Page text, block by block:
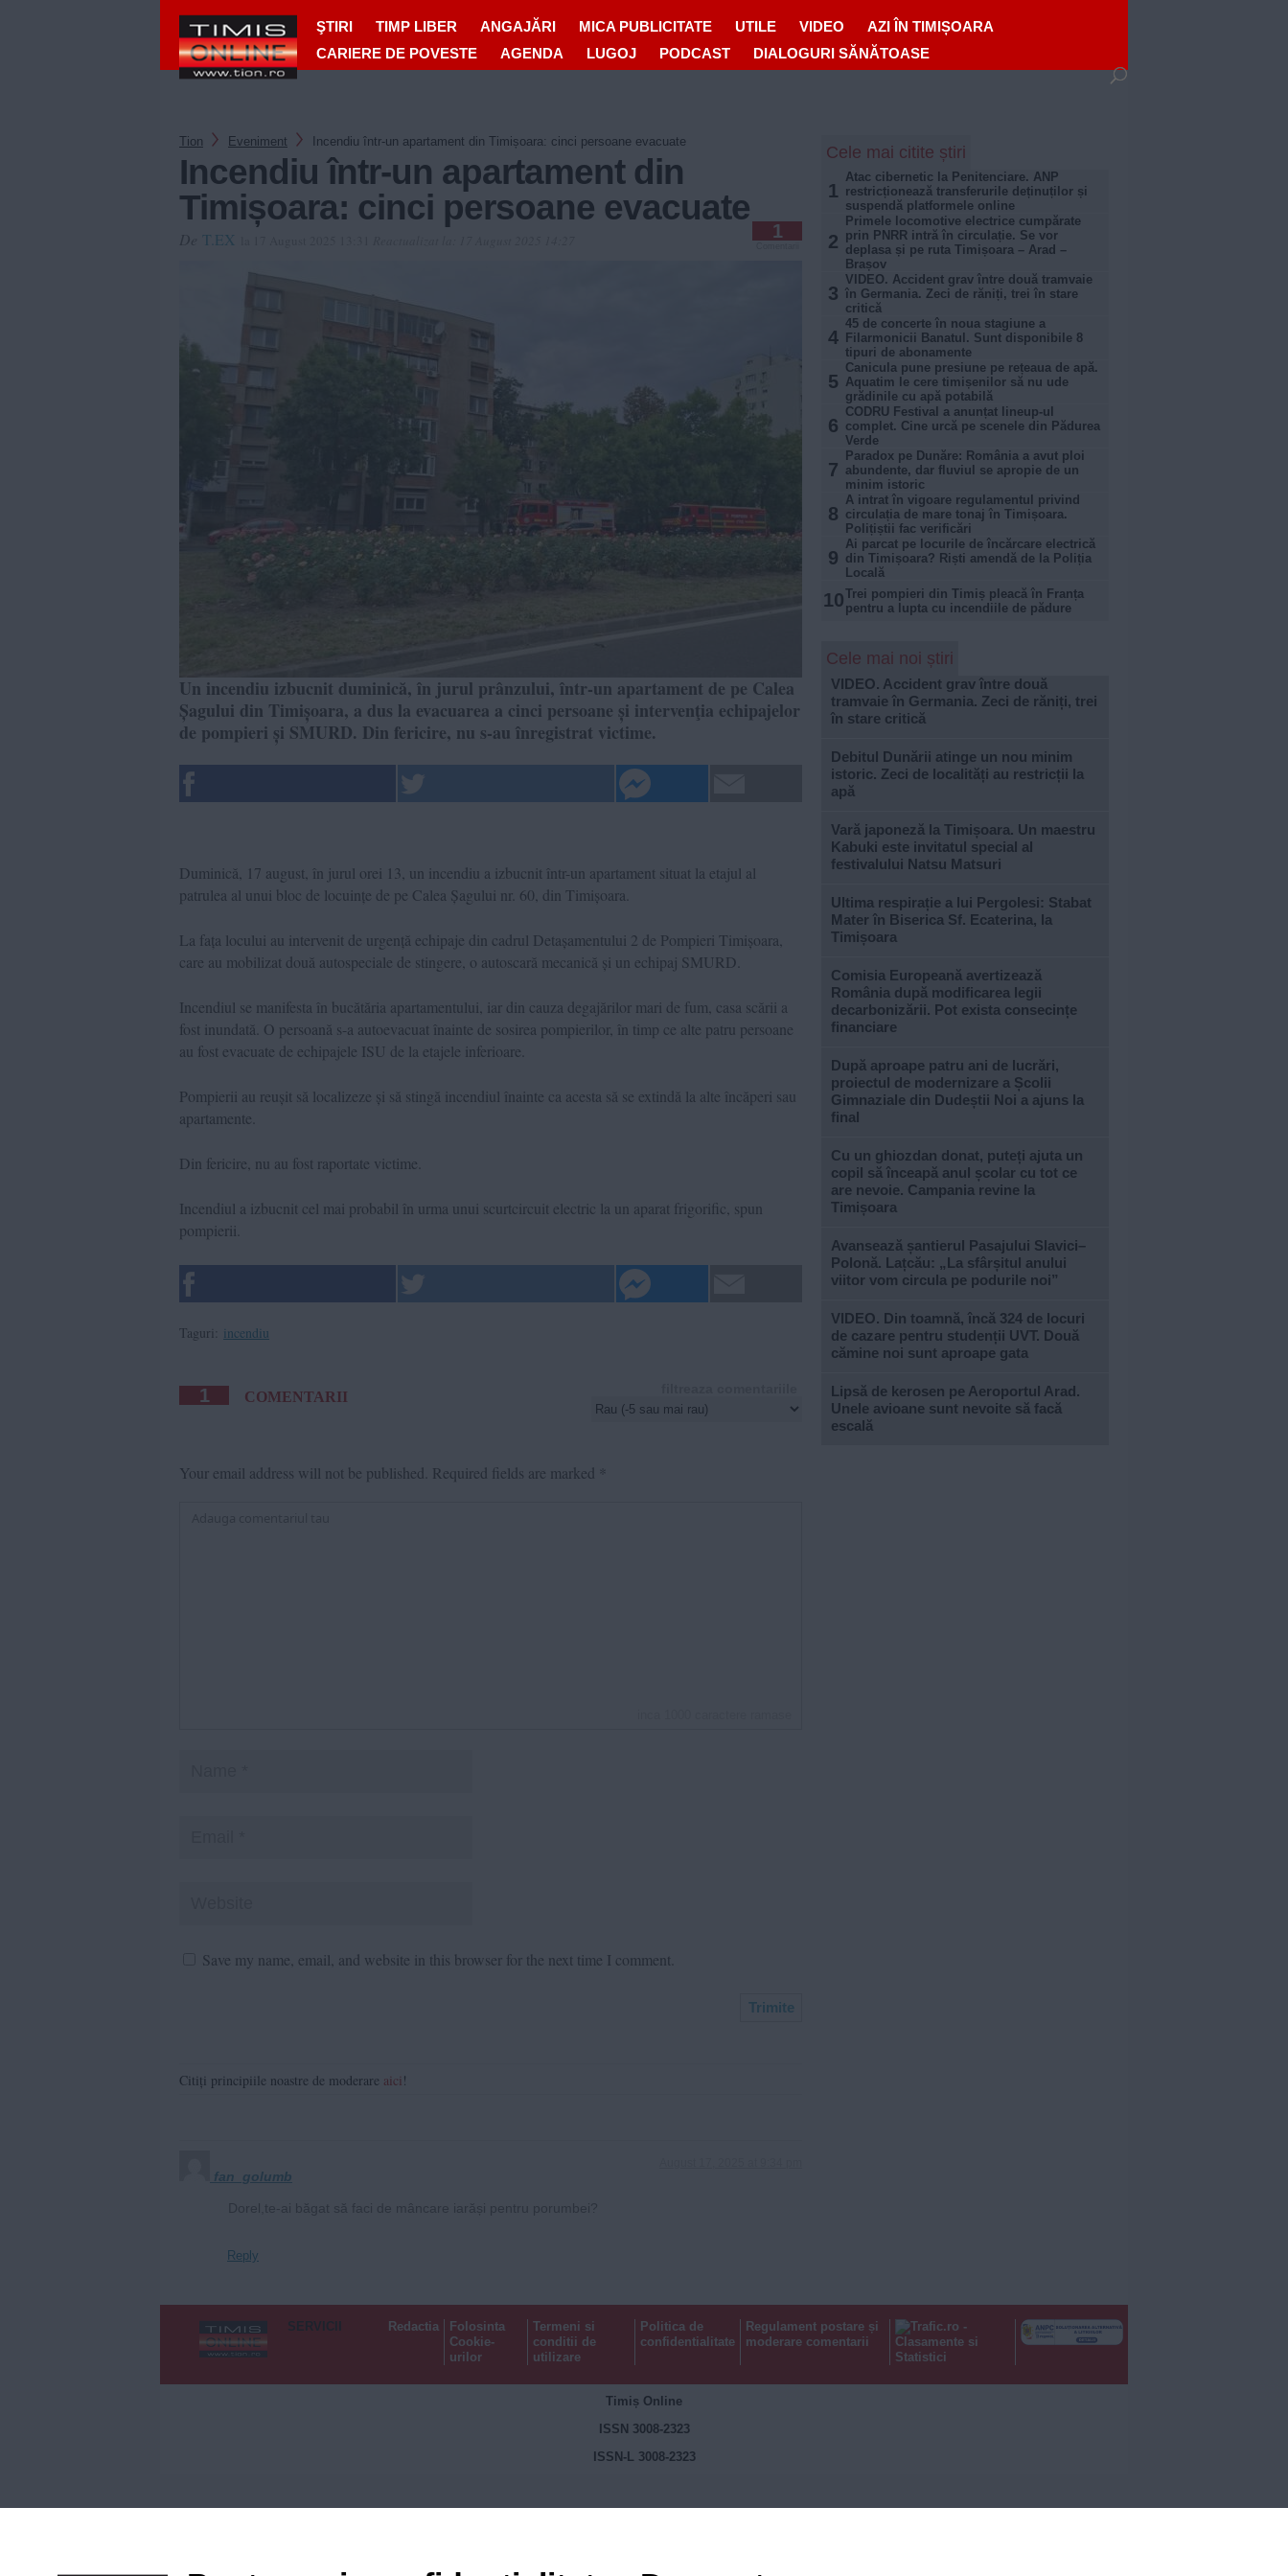
ŞTIRI TIMP LIBER ANGAJĂRI MICA PUBLICITATE UTILE VIDEO
AZI ÎN TIMIȘOARA
CARIERE DE POVESTE
AGENDA LUGOJ PODCAST DIALOGURI SĂNĂTOASE
Tion Eveniment Incendiu într-un apartament din Timișoara: cinci persoane evacuate
Incendiu într-un apartament din
Timișoara: cinci persoane evacuate
T.EX 1
Un incendiu izbucnit duminică, în jurul prânzului, într-un apartament de pe Calea
Șagului din Timișoara, a dus la evacuarea a cinci persoane și intervenţia echipajelor
de pompieri și SMURD. Din fericire, nu s-au înregistrat victime.
Duminică, 17 august, în jurul orei 13, un incendiu a izbucnit într-un apartament situat la etajul al
patrulea al unui bloc de locuințe de pe Calea Șagului nr. 60, din Timișoara.
La fața locului au intervenit de urgență echipaje din cadrul Detașamentului 2 de Pompieri Timișoara,
care au mobilizat două autospeciale de stingere, o autoscară mecanică și un echipaj SMURD.
Incendiul se manifesta în bucătăria apartamentului, iar din cauza degajărilor mari de fum, casa scării a
fost inundată. O persoană s-a autoevacuat înainte de sosirea pompierilor, în timp ce alte patru persoane
au fost evacuate de echipajele ISU de la etajele inferioare.
Pompierii au reușit să localizeze și să stingă incendiul înainte ca acesta să se extindă la alte încăperi sau
apartamente.
Din fericire, nu au fost raportate victime.
Incendiul a izbucnit cel mai probabil în urma unui scurtcircuit electric la un aparat frigorific, spun
pompierii.
Taguri: incendiu
1 COMENTARII
Your email address will not be published. Required fields are marked *
Save my name, email, and website in this browser for the next time I comment.
Citiți principiile noastre de moderare aici!
fan_golumb
Reply
Cele mai citite știri
1
Atac cibernetic la Penitenciare. ANP
restricționează transferurile deținuților și
suspendă platformele online
2
Primele locomotive electrice cumpărate
prin PNRR intră în circulație. Se vor
deplasa și pe ruta Timișoara – Arad –
Brașov
3
VIDEO. Accident grav între două tramvaie
în Germania. Zeci de răniți, trei în stare
critică
4
45 de concerte în noua stagiune a
Filarmonicii Banatul. Sunt disponibile 8
tipuri de abonamente
5
Canicula pune presiune pe rețeaua de apă.
Aquatim le cere timișenilor să nu ude
grădinile cu apă potabilă
6
CODRU Festival a anunțat lineup-ul
complet. Cine urcă pe scenele din Pădurea
Verde
7
Paradox pe Dunăre: România a avut ploi
abundente, dar fluviul se apropie de un
minim istoric
8
A intrat în vigoare regulamentul privind
circulația de mare tonaj în Timișoara.
Polițiștii fac verificări
9
Ai parcat pe locurile de încărcare electrică
din Timișoara? Riști amendă de la Poliția
Locală
10Trei pompieri din Timiș pleacă în Franța
pentru a lupta cu incendiile de pădure
Cele mai noi știri
VIDEO. Accident grav între două
tramvaie în Germania. Zeci de răniți, trei
în stare critică
Debitul Dunării atinge un nou minim
istoric. Zeci de localități au restricții la
apă
Vară japoneză la Timișoara. Un maestru
Kabuki este invitatul special al
festivalului Natsu Matsuri
Ultima respirație a lui Pergolesi: Stabat
Mater în Biserica Sf. Ecaterina, la
Timișoara
Comisia Europeană avertizează
România după modificarea legii
decarbonizării. Pot exista consecințe
financiare
După aproape patru ani de lucrări,
proiectul de modernizare a Școlii
Gimnaziale din Dudeștii Noi a ajuns la
final
Cu un ghiozdan donat, puteți ajuta un
copil să înceapă anul școlar cu tot ce
are nevoie. Campania revine la
Timișoara
Avansează șantierul Pasajului Slavici–
Polonă. Lațcău: „La sfârșitul anului
viitor vom circula pe podurile noi”
VIDEO. Din toamnă, încă 324 de locuri
de cazare pentru studenții UVT. Două
cămine noi sunt aproape gata
Lipsă de kerosen pe Aeroportul Arad.
Unele avioane sunt nevoite să facă
escală
SERVICII Redactia
Folosinta
Cookie-
urilor
Termeni si
conditii de
utilizare
Politica de
confidentialitate
Regulament postare și
moderare comentarii
Timiș Online
ISSN 3008-2323
ISSN-L 3008-2323